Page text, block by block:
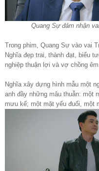
Quang Sự đảm nhận
Trong phim, Quang Sự vào vai
Nghĩa đẹp trai, thành đạt, biểu
nghiệp thuận lợi và vợ chồng êm
Nghĩa xây dựng hình mẫu một
anh đầy những mâu thuẫn: một
mưu kế; một mặt yếu đuối, một